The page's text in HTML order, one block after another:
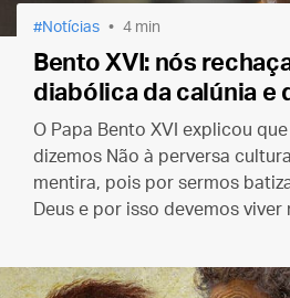
Notícias 4 min
Bento XVI: nós
diabólica da calúnia e
O Papa Bento XVI explicou
dizemos Não à perversa
mentira, pois por sermos
Deus e por isso devemos viver